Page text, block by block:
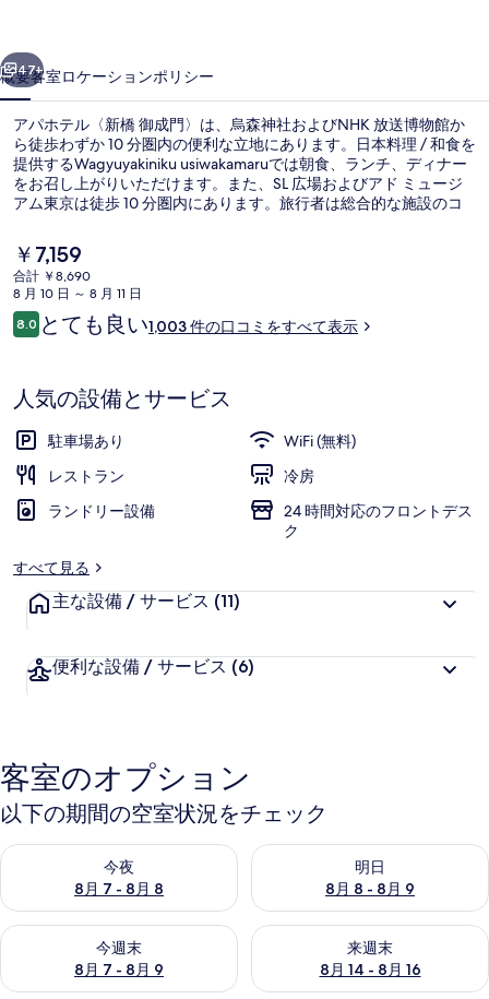
御
成
門〉
の
写
真
ギ
ャ
ラ
リ
ー
次へ
47+
概要客室ロケーションポリシー
アパホテル〈新橋 御成門〉は、烏森神社およびNHK 放送博物館か
ら徒歩わずか 10 分圏内の便利な立地にあります。日本料理 / 和食を
提供するWagyuyakiniku usiwakamaruでは朝食、ランチ、ディナー
をお召し上がりいただけます。また、SL 広場およびアド ミュージ
アム東京は徒歩 10 分圏内にあります。旅行者は総合的な施設のコ
共交通機関を利用できます。地下鉄 御成門駅までは 6 分、地下鉄
大門駅までは 6 分です。
現
在
の
料
金
で
す
￥7,159
合計 ￥8,690
8 月 10 日 ～ 8 月 11 日
口
コ
8.010段階中8.0
とても良い1,003 件の口コミをすべて表示
人気の設備とサービス
駐車場あり
WiFi (無料)
レストラン
冷房
ランドリー設備
24 時間対応のフロントデス
ク
すべて見る
主な設備 / サービス (11)
便利な設備 / サービス (6)
客室のオプション
以下の期間の空室状況をチェック
今夜
8月 7 - 8月 8
今夜 8月 7 - 8月 8 の空室状況をチェック
明日
8月 8 - 8月 9
明日 8月 8 - 8月 9 の空室状況
今週末
8月 7 - 8月 9
今週末 8月 7 - 8月 9 の空室状況をチェック
来週末
8月 14 - 8月 16
来週末 8月 14 - 8月 16 の空室